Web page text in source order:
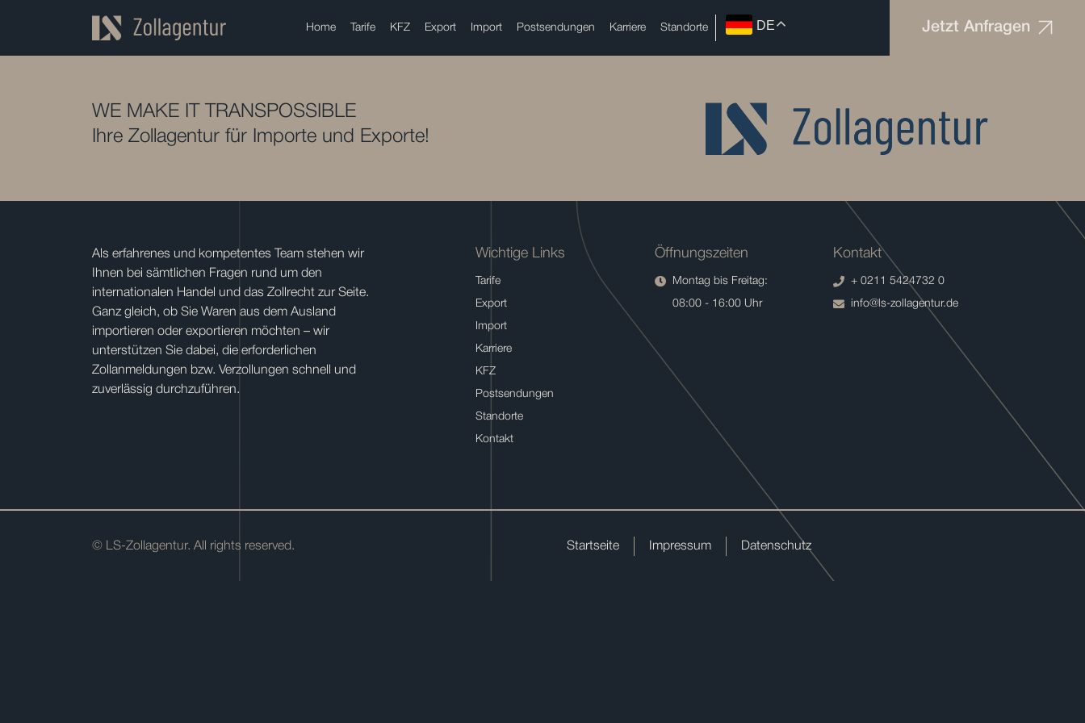
Home Tarife KFZ Export Import Postsendungen Karriere Standorte DE Jetzt Anfragen
WE MAKE IT TRANSPOSSIBLE
Ihre Zollagentur für Importe und Exporte!
Als erfahrenes und kompetentes Team stehen wir
Ihnen bei sämtlichen Fragen rund um den
internationalen Handel und das Zollrecht zur Seite.
Ganz gleich, ob Sie Waren aus dem Ausland
importieren oder exportieren möchten – wir
unterstützen Sie dabei, die erforderlichen
Zollanmeldungen bzw. Verzollungen schnell und
zuverlässig durchzuführen.
Wichtige Links
Tarife
Export
Import
Karriere
KFZ
Postsendungen
Standorte
Kontakt
Öffnungszeiten
Montag bis Freitag:
08:00 - 16:00 Uhr
Kontakt
+ 0211 5424732 0
info@ls-zollagentur.de
© LS-Zollagentur. All rights reserved. Startseite Impressum Datenschutz